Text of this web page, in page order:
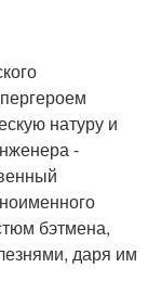
натуру и
-
бэтмена,
даря им